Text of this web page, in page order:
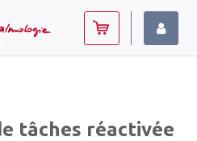
tâches réactivée